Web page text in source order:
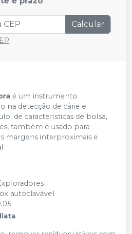
Calcular
é um instrumento
na detecção de cárie e
de características de bolsa,
também é usado para
margens interproximais e
autoclavável